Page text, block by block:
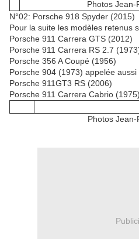
Photos Jean-
N°02: Porsche 918 Spyder (2015)
Pour la suite les modèles retenus
Porsche 911 Carrera GTS (2012)
Porsche 911 Carrera RS 2.7
Porsche 356 A Coupé (1956)
Porsche 904 (1973) appelée
Porsche 911GT3 RS (2006)
Porsche 911 Carrera Cabrio (1975)
Photos Jean-